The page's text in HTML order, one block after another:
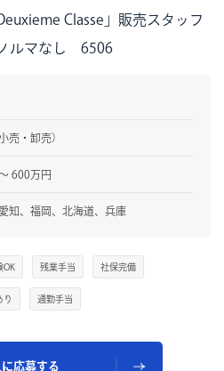
Classe」販売スタッフ
ルマなし 6506
売・卸売）
600万円
知、福岡、北海道、兵庫
OK 残業手当 社保完備
り 通勤手当
応募する